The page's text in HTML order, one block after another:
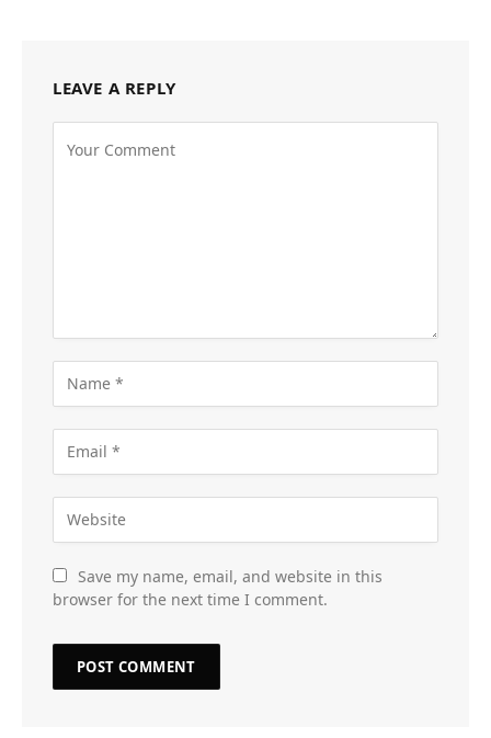
LEAVE A REPLY
Save my name, email, and website in this
browser for the next time I comment.